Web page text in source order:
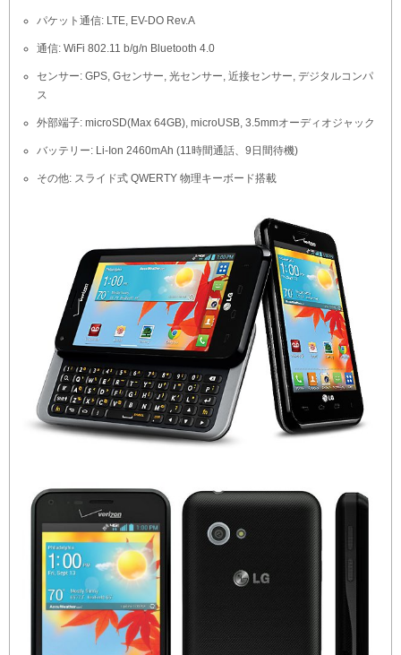
パケット通信: LTE, EV-DO Rev.A
通信: WiFi 802.11 b/g/n Bluetooth 4.0
センサー: GPS, Gセンサー, 光センサー, 近接センサー, デジタルコンパ
ス
外部端子: microSD(Max 64GB), microUSB, 3.5mmオーディオジャック
バッテリー: Li-Ion 2460mAh (11時間通話、9日間待機)
その他: スライド式 QWERTY 物理キーボード搭載